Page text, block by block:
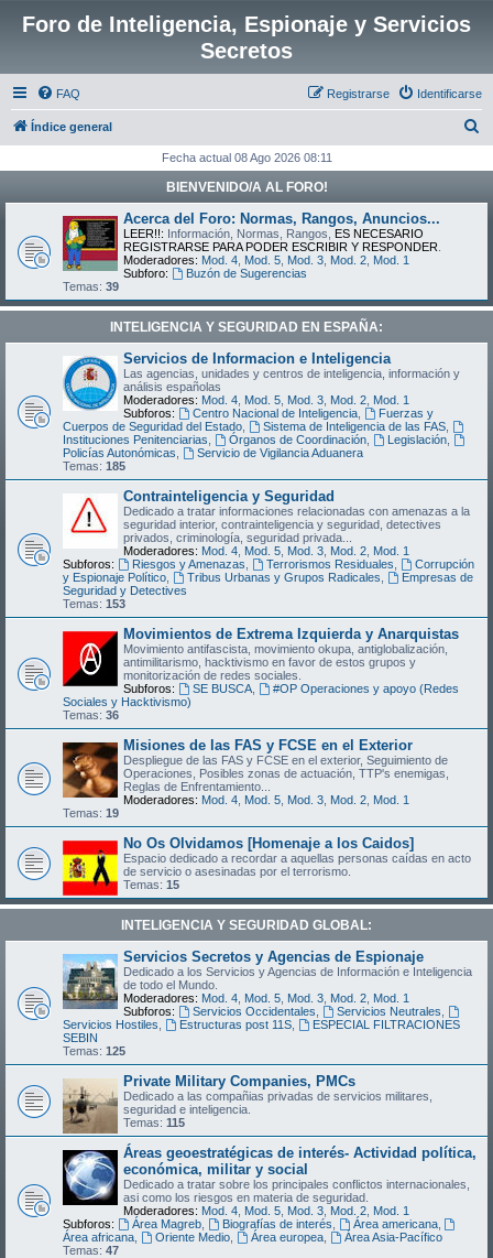
Foro de Inteligencia, Espionaje y Servicios
Secretos
FAQ Identificarse
Registrarse
Índice general
c
Fecha actual 08 Ago 2026 08:11
BIENVENIDO/A AL FORO!
Acerca del Foro: Normas, Rangos, Anuncios...
LEER!!: Información, Normas, Rangos, ES NECESARIO
REGISTRARSE PARA PODER ESCRIBIR Y RESPONDER
Moderadores: Mod. 4 Mod. 5 Mod. 3 Mod. 2 Mod. 1
Subforo:
Buzón de Sugerencias
Temas: 39
INTELIGENCIA Y SEGURIDAD EN ESPAÑA:
Servicios de Informacion e Inteligencia
Las agencias, unidades y centros de inteligencia, información y
análisis españolas
Moderadores: Mod. 4 Mod. 5 Mod. 3 Mod. 2 Mod. 1
Subforos:
Centro Nacional de Inteligencia,
Fuerzas y
Cuerpos de Seguridad del Estado
Sistema de Inteligencia de las FAS,
Instituciones Penitenciarias
Órganos de Coordinación, Legislación,
Policías Autonómicas
Servicio de Vigilancia Aduanera
Temas: 185
Contrainteligencia y Seguridad
Dedicado a tratar informaciones relacionadas con amenazas a la
seguridad interior, contrainteligencia y seguridad, detectives
privados, criminología, seguridad privada...
Moderadores: Mod. 4 Mod. 5 Mod. 3 Mod. 2 Mod. 1
Subforos:
Riesgos y Amenazas Terrorismos Residuales
Corrupción
y Espionaje Político
Tribus Urbanas y Grupos Radicales
Empresas de
Seguridad y Detectives
Temas: 153
Movimientos de Extrema Izquierda y Anarquistas
Movimiento antifascista, movimiento okupa, antiglobalización,
antimilitarismo, hacktivismo en favor de estos grupos y
monitorización de redes sociales.
Subforos:
SE BUSCA,
#OP Operaciones y apoyo (Redes
Sociales y Hacktivismo)
Temas: 36
Misiones de las FAS y FCSE en el Exterior
Despliegue de las FAS y FCSE en el exterior, Seguimiento de
Operaciones, Posibles zonas de actuación, TTP's enemigas,
Reglas de Enfrentamiento...
Moderadores: Mod. 4 Mod. 5 Mod. 3 Mod. 2 Mod. 1
Temas: 19
No Os Olvidamos [Homenaje a los Caidos]
Espacio dedicado a recordar a aquellas personas caídas en acto
de servicio o asesinadas por el terrorismo.
Temas: 15
INTELIGENCIA Y SEGURIDAD GLOBAL:
Servicios Secretos y Agencias de Espionaje
Dedicado a los Servicios y Agencias de Información e Inteligencia
de todo el Mundo.
Moderadores: Mod. 4 Mod. 5 Mod. 3 Mod. 2 Mod. 1
Subforos:
Servicios Occidentales Servicios Neutrales
Servicios Hostiles
Estructuras post 11S,
ESPECIAL FILTRACIONES
SEBIN
Temas: 125
Private Military Companies, PMCs
Dedicado a las compañias privadas de servicios militares,
seguridad e inteligencia.
Temas: 115
Áreas geoestratégicas de interés- Actividad política,
económica, militar y social
Dedicado a tratar sobre los principales conflictos internacionales,
asi como los riesgos en materia de seguridad.
Moderadores: Mod. 4 Mod. 5 Mod. 3 Mod. 2 Mod. 1
Subforos:
Área Magreb, Biografías de interés Área americana,
Área africana
Oriente Medio, Área europea,
Área Asia-Pacífico
Temas: 47